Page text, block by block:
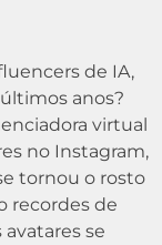
de IA,
anos?
virtual
no Instagram,
tornou o rosto
recordes de
avatares se